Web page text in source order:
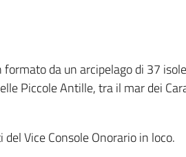
da un arcipelago di 37 isole
Piccole Antille, tra il mar dei
Vice Console Onorario in loco.